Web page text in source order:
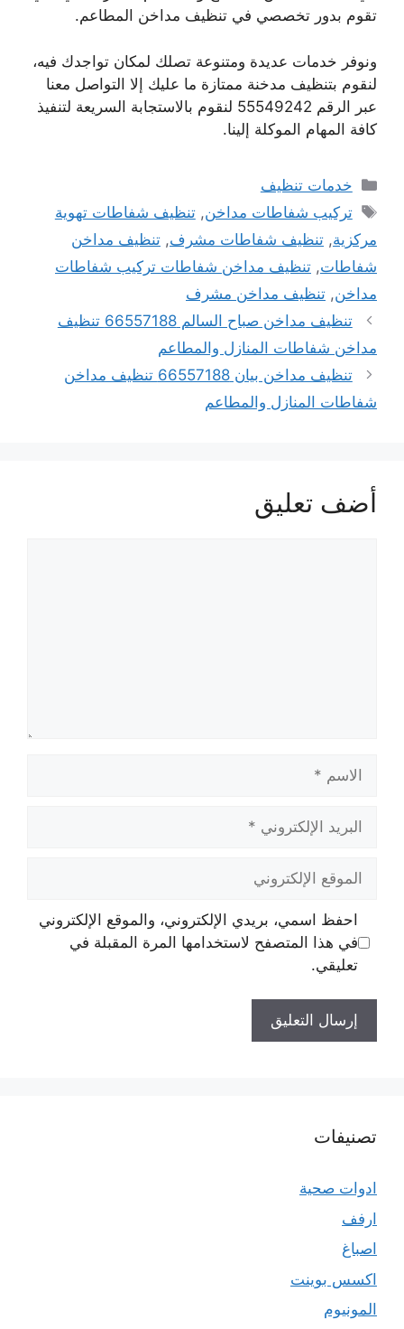
تقوم بدور تخصصي في تنظيف مداخن المطاعم.
ونوفر خدمات عديدة ومتنوعة تصلك لمكان تواجدك فيه،
لنقوم بتنظيف مدخنة ممتازة ما عليك إلا التواصل معنا
عبر الرقم 55549242 لنقوم بالاستجابة السريعة لتنفيذ
كافة المهام الموكلة إلينا.
التصنيفات
خدمات تنظيف
الوسوم
تركيب شفاطات مداخن,تنظيف شفاطات تهوية
مركزية, تنظيف شفاطات مشرف, تنظيف مداخن
شفاطات, تنظيف مداخن شفاطات تركيب شفاطات
مداخن, تنظيف مداخن مشرف
تنظيف مداخن صباح السالم 66557188 تنظيف
مداخن شفاطات المنازل والمطاعم
تنظيف مداخن بيان 66557188 تنظيف مداخن
شفاطات المنازل والمطاعم
أضف تعليق
الإلكتروني
الإلكتروني
احفظ اسمي، بريدي الإلكتروني، والموقع الإلكتروني
في هذا المتصفح لاستخدامها المرة المقبلة في
تعليقي.
تصنيفات
ادوات صحية
ارفف
اصباغ
اكسس بوينت
المونيوم